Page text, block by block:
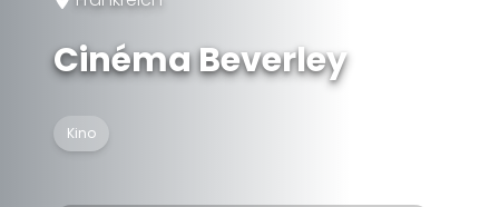
Cinéma Beverley
Kino